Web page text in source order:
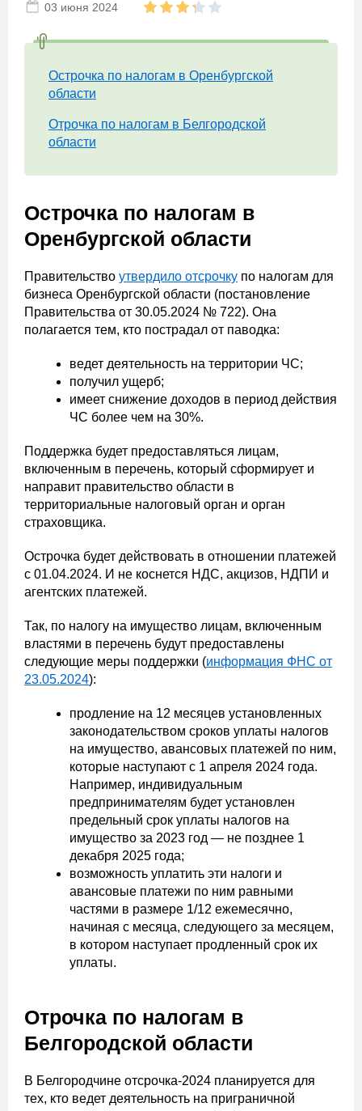
03 июня 2024
Острочка по налогам в Оренбургской
области
Отрочка по налогам в Белгородской
области
Острочка по налогам в
Оренбургской области
Правительство утвердило отсрочку по налогам для
бизнеса Оренбургской области (постановление
Правительства от 30.05.2024 № 722). Она
полагается тем, кто пострадал от паводка:
ведет деятельность на территории ЧС;
получил ущерб;
имеет снижение доходов в период действия
ЧС более чем на 30%.
Поддержка будет предоставляться лицам,
включенным в перечень, который сформирует и
направит правительство области в
территориальные налоговый орган и орган
страховщика.
Острочка будет действовать в отношении платежей
с 01.04.2024. И не коснется НДС, акцизов, НДПИ и
агентских платежей.
Так, по налогу на имущество лицам, включенным
властями в перечень будут предоставлены
следующие меры поддержки (информация ФНС от
23.05.2024):
продление на 12 месяцев установленных
законодательством сроков уплаты налогов
на имущество, авансовых платежей по ним,
которые наступают с 1 апреля 2024 года.
Например, индивидуальным
предпринимателям будет установлен
предельный срок уплаты налогов на
имущество за 2023 год — не позднее 1
декабря 2025 года;
возможность уплатить эти налоги и
авансовые платежи по ним равными
частями в размере 1/12 ежемесячно,
начиная с месяца, следующего за месяцем,
в котором наступает продленный срок их
уплаты.
Отрочка по налогам в
Белгородской области
В Белгородчине отсрочка-2024 планируется для
тех, кто ведет деятельность на приграничной